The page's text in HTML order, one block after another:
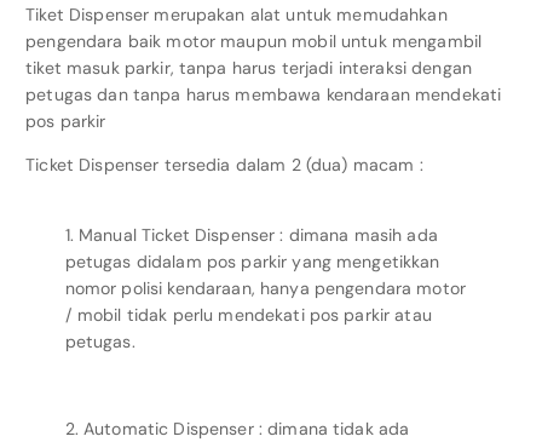
Tiket Dispenser merupakan alat untuk memudahkan
pengendara baik motor maupun mobil untuk mengambil
tiket masuk parkir, tanpa harus terjadi interaksi dengan
petugas dan tanpa harus membawa kendaraan mendekati
pos parkir
Ticket Dispenser tersedia dalam 2 (dua) macam :
1. Manual Ticket Dispenser : dimana masih ada
petugas didalam pos parkir yang mengetikkan
nomor polisi kendaraan, hanya pengendara motor
/ mobil tidak perlu mendekati pos parkir atau
petugas.
2. Automatic Dispenser : dimana tidak ada